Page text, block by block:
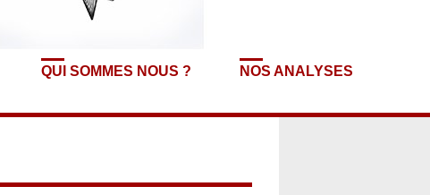
QUI SOMMES NOUS ? NOS ANALYSES